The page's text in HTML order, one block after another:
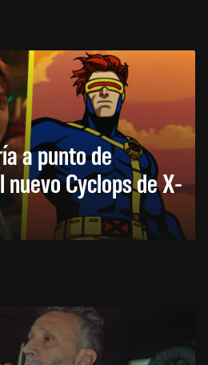
a punto de
Cyclops de X-